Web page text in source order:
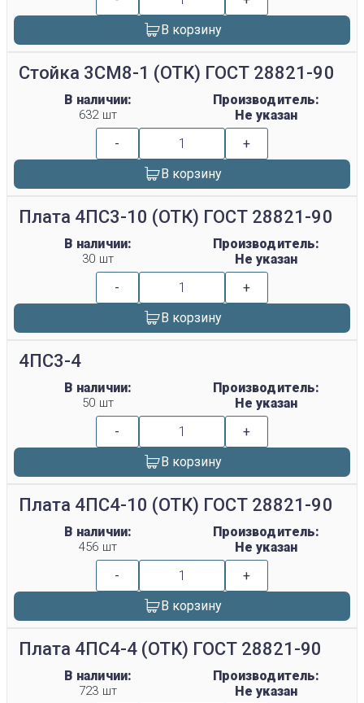
В корзину
Стойка 3СМ8-1 (ОТК) ГОСТ 28821-90
В наличии:
632 шт
Производитель:
Не указан
-
+
В корзину
Плата 4ПС3-10 (ОТК) ГОСТ 28821-90
В наличии:
30 шт
Производитель:
Не указан
-
+
В корзину
4ПС3-4
В наличии:
50 шт
Производитель:
Не указан
-
+
В корзину
Плата 4ПС4-10 (ОТК) ГОСТ 28821-90
В наличии:
456 шт
Производитель:
Не указан
-
+
В корзину
Плата 4ПС4-4 (ОТК) ГОСТ 28821-90
В наличии:
723 шт
Производитель:
Не указан